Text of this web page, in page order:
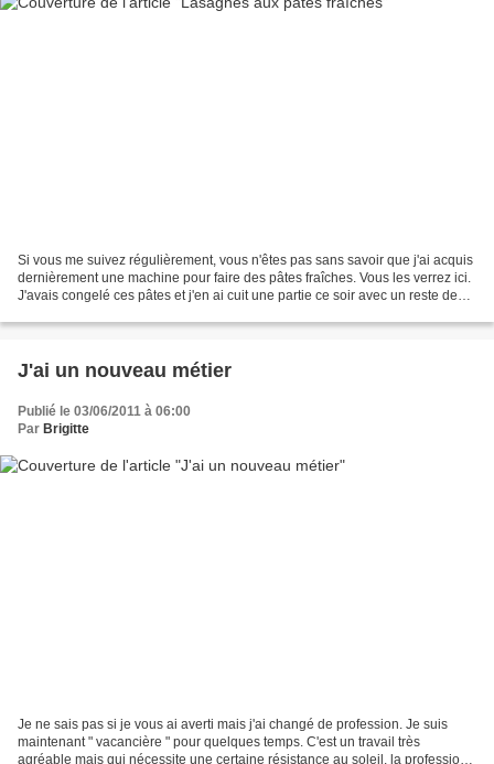
Si vous me suivez régulièrement, vous n'êtes pas sans savoir que j'ai acquis
dernièrement une machine pour faire des pâtes fraîches. Vous les verrez ici.
J'avais congelé ces pâtes et j'en ai cuit une partie ce soir avec un reste de
J'ai un nouveau métier
Publié le 03/06/2011 à 06:00
Par Brigitte
Je ne sais pas si je vous ai averti mais j'ai changé de profession. Je suis
maintenant " vacancière " pour quelques temps. C'est un travail très
agréable mais qui nécessite une certaine résistance au soleil, la profession